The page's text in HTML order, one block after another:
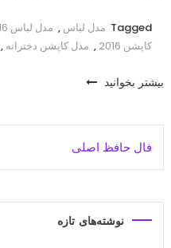
Tagged مدل لباس , مدل لباس 2016
کاپشن 2016
, مدل کاپشن دخترانه ,
بیشتر بخوانید
فال حافظ اصلی
نوشته‌های تازه